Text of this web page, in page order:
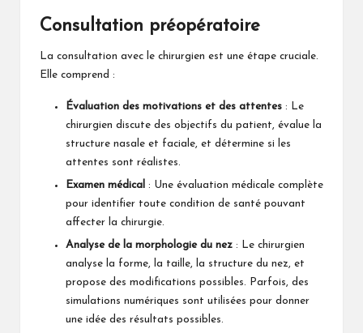
Consultation préopératoire
La consultation avec le chirurgien est une étape cruciale.
Elle comprend :
Évaluation des motivations et des attentes : Le
chirurgien discute des objectifs du patient, évalue la
structure nasale et faciale, et détermine si les
attentes sont réalistes.
Examen médical
: Une évaluation médicale complète
pour identifier toute condition de santé pouvant
affecter la chirurgie.
Analyse de la morphologie du nez : Le chirurgien
analyse la forme, la taille, la structure du nez, et
propose des modifications possibles. Parfois, des
simulations numériques sont utilisées pour donner
une idée des résultats possibles.